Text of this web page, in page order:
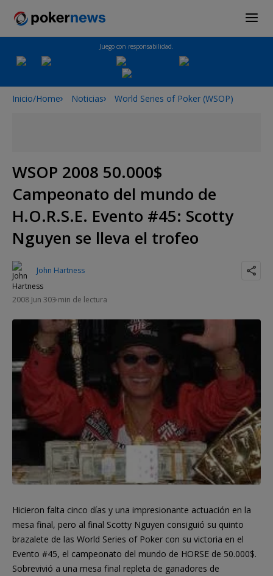
Juego con responsabilidad.
Inicio/Home Noticias World Series of Poker (WSOP)
WSOP 2008 50.000$
Campeonato del mundo de
H.O.R.S.E. Evento #45: Scotty
Nguyen se lleva el trofeo
John Hartness
2008 Jun 303 min de lectura
Hicieron falta cinco días y una impresionante actuación en la
mesa final, pero al final Scotty Nguyen consiguió su quinto
brazalete de las World Series of Poker con su victoria en el
Evento #45, el campeonato del mundo de HORSE de 50.000$.
Sobrevivió a una mesa final repleta de ganadores de